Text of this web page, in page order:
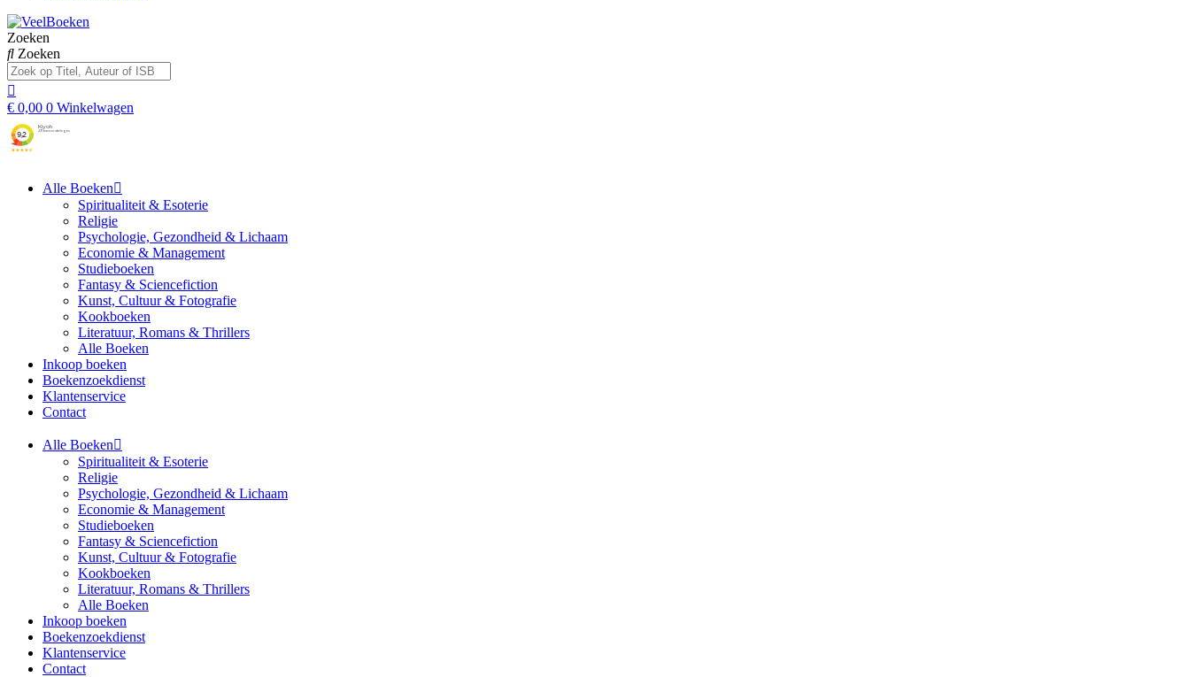
Zoeken
Zoeken
€ 0,00 0 Winkelwagen
Alle Boeken
Spiritualiteit & Esoterie
Religie
Psychologie, Gezondheid & Lichaam
Economie & Management
Studieboeken
Fantasy & Sciencefiction
Kunst, Cultuur & Fotografie
Kookboeken
Literatuur, Romans & Thrillers
Alle Boeken
Inkoop boeken
Boekenzoekdienst
Klantenservice
Contact
Alle Boeken
Spiritualiteit & Esoterie
Religie
Psychologie, Gezondheid & Lichaam
Economie & Management
Studieboeken
Fantasy & Sciencefiction
Kunst, Cultuur & Fotografie
Kookboeken
Literatuur, Romans & Thrillers
Alle Boeken
Inkoop boeken
Boekenzoekdienst
Klantenservice
Contact